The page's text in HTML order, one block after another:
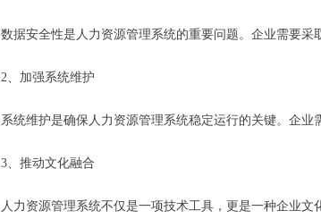
数据安全性是人力资源管理系统的重要问题。企业需要
2、加强系统维护
系统维护是确保人力资源管理系统稳定运行的关键。企
3、推动文化融合
人力资源管理系统不仅是一项技术工具，更是一种企业